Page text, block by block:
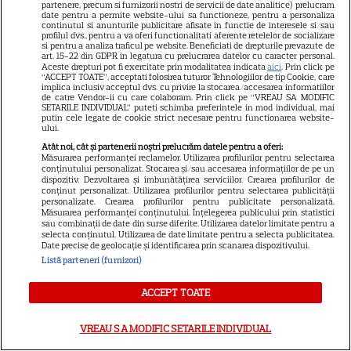
Avantaje
Elle
Unica
Retete practice
Copyright 2026Ringier Romania – Toate Drepturile rezervate
Pariază responsabil! Decizia ONJN nr. 821/25.09.2025.
partenere, precum si furnizorii nostri de servicii de date analitice) prelucram
date pentru a permite website-ului sa functioneze, pentru a personaliza
continutul si anunturile publicitare afisate in functie de interesele si/sau
profilul dvs., pentru a va oferi functionalitati aferente retelelor de socializare
si pentru a analiza traficul pe website. Beneficiati de drepturile prevazute de
art. 15-22 din GDPR in legatura cu prelucrarea datelor cu caracter personal.
Aceste drepturi pot fi exercitate prin modalitatea indicataaici. Prin click pe
“ACCEPT TOATE”, acceptati folosirea tuturor Tehnologiilor de tip Cookie, care
implica inclusiv acceptul dvs. cu privire la stocarea/accesarea informatiilor
de catre Vendor-ii cu care colaboram. Prin click pe “VREAU SA MODIFIC
SETARILE INDIVIDUAL” puteti schimba preferintele in mod individual, mai
putin cele legate de cookie strict necesare pentru functionarea website-
ului.
Atât noi, cât și partenerii noștri prelucrăm datele pentru a oferi:
Măsurarea performanței reclamelor. Utilizarea profilurilor pentru selectarea
conținutului personalizat. Stocarea și/sau accesarea informațiilor de pe un
dispozitiv. Dezvoltarea și îmbunătățirea serviciilor. Crearea profilurilor de
conținut personalizat. Utilizarea profilurilor pentru selectarea publicității
personalizate. Crearea profilurilor pentru publicitate personalizată.
Măsurarea performanței conținutului. Înțelegerea publicului prin statistici
sau combinații de date din surse diferite. Utilizarea datelor limitate pentru a
selecta conținutul. Utilizarea de date limitate pentru a selecta publicitatea.
Date precise de geolocație și identificarea prin scanarea dispozitivului.
Listă parteneri (furnizori)
ACCEPT TOATE
VREAU SA MODIFIC SETARILE INDIVIDUAL